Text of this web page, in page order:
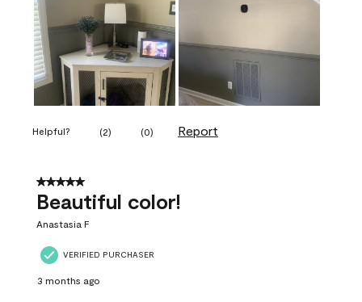
Helpful? (2) (0) Report
5 out of 5 stars.
Beautiful color!
Anastasia F
VERIFIED PURCHASER
3 months ago